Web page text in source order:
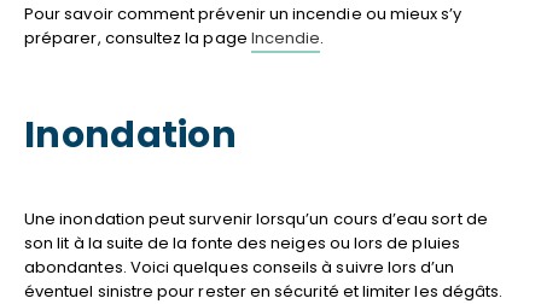
Pour savoir comment prévenir un incendie ou mieux s’y
préparer, consultez la page Incendie.
Inondation
Une inondation peut survenir lorsqu’un cours d’eau sort de
son lit à la suite de la fonte des neiges ou lors de pluies
abondantes. Voici quelques conseils à suivre lors d’un
éventuel sinistre pour rester en sécurité et limiter les dégâts.